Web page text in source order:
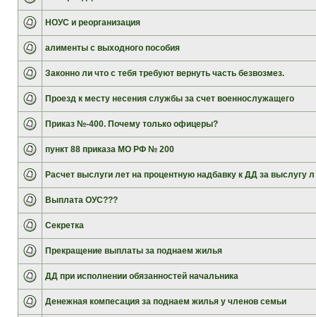
НОУС и реорганизация
алименты с выходного пособия
Законно ли что с тебя требуют вернуть часть безвозмез.
Проезд к месту несения службы за счет военнослужащего
Приказ №-400. Почему только офицеры?
пункт 88 приказа МО РФ № 200
Расчет выслуги лет на процентную надбавку к ДД за выслугу л
Выплата ОУС???
Секретка
Прекращение выплаты за поднаем жилья
ДД при исполнении обязанностей начальника
Денежная компесация за поднаем жилья у членов семьи